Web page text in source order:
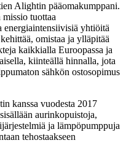
Alightin pääomakumppani.
tuottaa
energiaintensiivisiä yhtiöitä
omistaa ja ylläpitää
kaikkialla Euroopassa ja
kiinteällä hinnalla, jota
sähkön ostosopimus
kanssa vuodesta 2017
aurinkopuistoja,
ja lämpöpumppuja
tehostaakseen